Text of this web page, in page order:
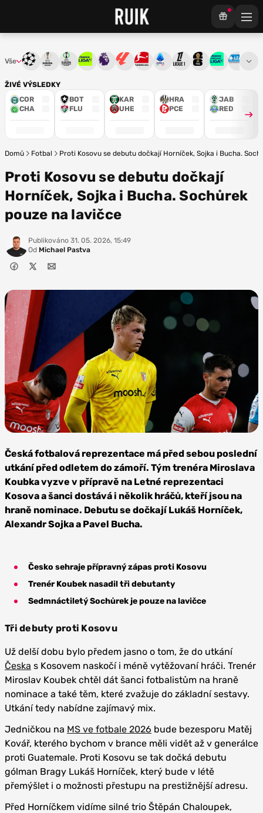
ŽIVÉ VÝSLEDKY
COR
CHA
BOT
FLU
KAR
UHE
HRA
PCE
JAB
RED
Vše Liga mistrůEvropská liga
Konferenční liga
Chance ligaPremier League
La LigaBundesliga
Serie ALigue 1Mistrovství světa
Chance3. ČFL
Domů Fotbal Proti Kosovu se debutu dočkají Horníček, Sojka i Bucha.
Proti Kosovu se debutu dočkají
Horníček, Sojka i Bucha. Sochůrek
pouze na lavičce
Publikováno 31. 05. 2026, 15:49
Od Michael Pastva
Depositphotos
Česká fotbalová reprezentace má před sebou poslední
utkání před odletem do zámoří. Tým trenéra Miroslava
Koubka vyzve v přípravě na Letné reprezentaci
Kosova a šanci dostává i několik hráčů, kteří jsou na
hraně nominace. Debutu se dočkají Lukáš Horníček,
Alexandr Sojka a Pavel Bucha.
Česko sehraje přípravný zápas proti Kosovu
Trenér Koubek nasadil tři debutanty
Sedmnáctiletý Sochůrek je pouze na lavičce
Tři debuty proti Kosovu
Už delší dobu bylo předem jasno o tom, že do utkání
Česka s Kosovem naskočí i méně vytěžovaní hráči. Trenér
Miroslav Koubek chtěl dát šanci fotbalistům na hraně
nominace a také těm, které zvažuje do základní sestavy.
Utkání tedy nabídne zajímavý mix.
Jedničkou na MS ve fotbale 2026 bude bezesporu Matěj
Kovář, kterého bychom v brance měli vidět až v generálce
proti Guatemale. Proti Kosovu se tak dočká debutu
gólman Bragy Lukáš Horníček, který bude v létě
přemýšlet i o možnosti přestupu na prestižnější adresu.
Před Horníčkem vidíme silné trio Štěpán Chaloupek,